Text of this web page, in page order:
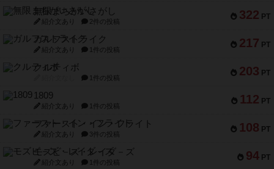
322 PT
無限まちがいさがし
紹介文あり 2件の投稿
217 PT
ガルフストライク
紹介文あり 1件の投稿
203 PT
クルティボ
1件の投稿
112 PT
1809
紹介文あり 1件の投稿
108 PT
ファースト・イン・フライト
紹介文あり 3件の投稿
94 PT
モズビ－ズ・レイダ－ズ
紹介文あり 1件の投稿